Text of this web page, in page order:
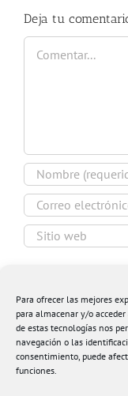
Para ofrecer las mejores
para almacenar y/o
de estas tecnologías nos
navegación o las
consentimiento, puede
funciones.
Deja tu
Comentar
navegador para la